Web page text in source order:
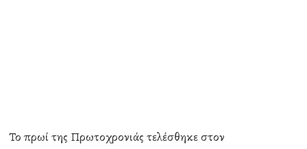
Το πρωί της Πρωτοχρονιάς τελέσθηκε στον